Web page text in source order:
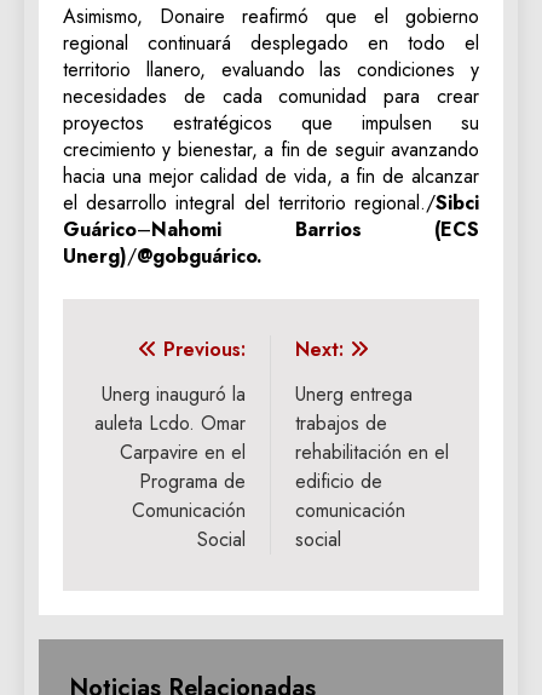
Asimismo, Donaire reafirmó que el gobierno
regional continuará desplegado en todo el
territorio llanero, evaluando las condiciones y
necesidades de cada comunidad para crear
proyectos estratégicos que impulsen su
crecimiento y bienestar, a fin de seguir avanzando
hacia una mejor calidad de vida, a fin de alcanzar
el desarrollo integral del territorio regional./Sibci
Guárico–Nahomi Barrios (ECS
Unerg)/@gobguárico.
Navegación
de
entradas
Previous:
Unerg inauguró la
auleta Lcdo. Omar
Carpavire en el
Programa de
Comunicación
Social
Next:
Unerg entrega
trabajos de
rehabilitación en el
edificio de
comunicación
social
Noticias Relacionadas